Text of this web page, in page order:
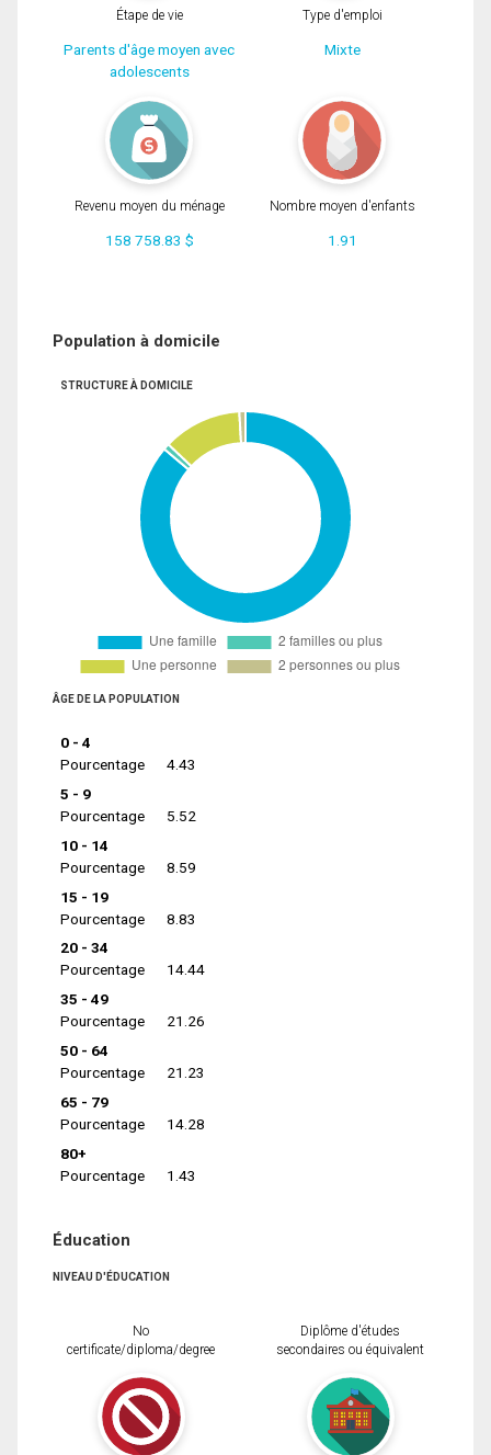
Étape de vie
Parents d'âge moyen avec
adolescents
Type d'emploi
Mixte
Revenu moyen du ménage
158 758.83 $
Nombre moyen d'enfants
1.91
Population à domicile
STRUCTURE À DOMICILE
ÂGE DE LA POPULATION
0 - 4
Pourcentage
4.43
5 - 9
Pourcentage
5.52
10 - 14
Pourcentage
8.59
15 - 19
Pourcentage
8.83
20 - 34
Pourcentage
14.44
35 - 49
Pourcentage
21.26
50 - 64
Pourcentage
21.23
65 - 79
Pourcentage
14.28
80+
Pourcentage
1.43
Éducation
NIVEAU D'ÉDUCATION
No
certificate/diploma/degree
Diplôme d'études
secondaires ou équivalent